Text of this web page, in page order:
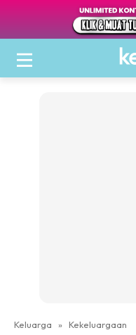
Keluarga » Kekeluargaan